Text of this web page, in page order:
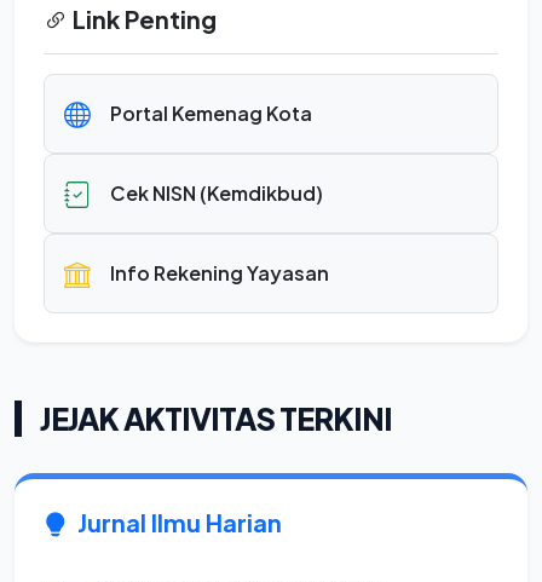
Link Penting
Portal Kemenag Kota
Cek NISN (Kemdikbud)
Info Rekening Yayasan
JEJAK AKTIVITAS TERKINI
Jurnal Ilmu Harian